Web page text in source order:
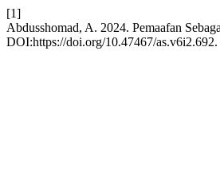
[1]
Abdusshomad, A. 2024. Pemaafan
DOI:https://doi.org/10.47467/as.v6i2.692.